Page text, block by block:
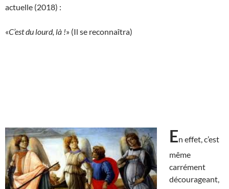
actuelle (2018) :
«C’est du lourd, là !» (Il se reconnaîtra)
En effet, c’est
même
carrément
décourageant,